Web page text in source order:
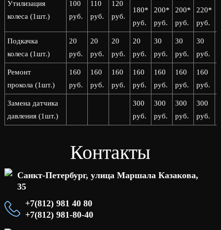
Утилизация
колеса (1шт.)
100
руб.
110
руб.
120
руб.
180*
руб.
200*
руб.
200*
руб.
220*
руб.
Подкачка
колеса (1шт.)
20
руб.
20
руб.
20
руб.
20
руб.
30
руб.
30
руб.
30
руб.
Ремонт
прокола (1шт.)
160
руб.
160
руб.
160
руб.
160
руб.
160
руб.
160
руб.
160
руб.
Замена датчика
давления (1шт.)
300
руб.
300
руб.
300
руб.
300
руб.
Контакты
Санкт-Петербург, улица Маршала Казакова,
35
+7(812) 981 40 80
+7(812) 981-80-40